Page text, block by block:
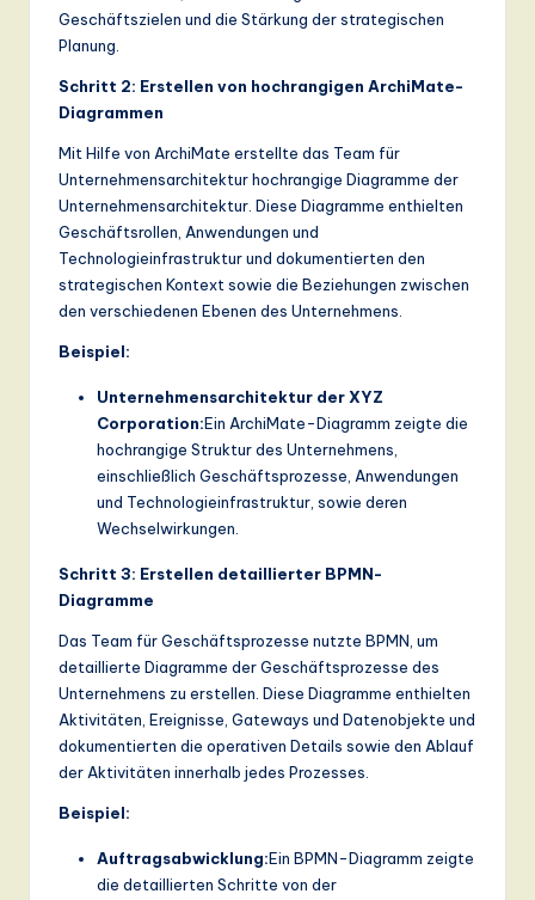
Geschäftszielen und die Stärkung der strategischen
Planung.
Schritt 2: Erstellen von hochrangigen ArchiMate-
Diagrammen
Mit Hilfe von ArchiMate erstellte das Team für
Unternehmensarchitektur hochrangige Diagramme der
Unternehmensarchitektur. Diese Diagramme enthielten
Geschäftsrollen, Anwendungen und
Technologieinfrastruktur und dokumentierten den
strategischen Kontext sowie die Beziehungen zwischen
den verschiedenen Ebenen des Unternehmens.
Beispiel:
Unternehmensarchitektur der XYZ
Corporation:Ein ArchiMate-Diagramm zeigte die
hochrangige Struktur des Unternehmens,
einschließlich Geschäftsprozesse, Anwendungen
und Technologieinfrastruktur, sowie deren
Wechselwirkungen.
Schritt 3: Erstellen detaillierter BPMN-
Diagramme
Das Team für Geschäftsprozesse nutzte BPMN, um
detaillierte Diagramme der Geschäftsprozesse des
Unternehmens zu erstellen. Diese Diagramme enthielten
Aktivitäten, Ereignisse, Gateways und Datenobjekte und
dokumentierten die operativen Details sowie den Ablauf
der Aktivitäten innerhalb jedes Prozesses.
Beispiel:
Auftragsabwicklung:Ein BPMN-Diagramm zeigte
die detaillierten Schritte von der